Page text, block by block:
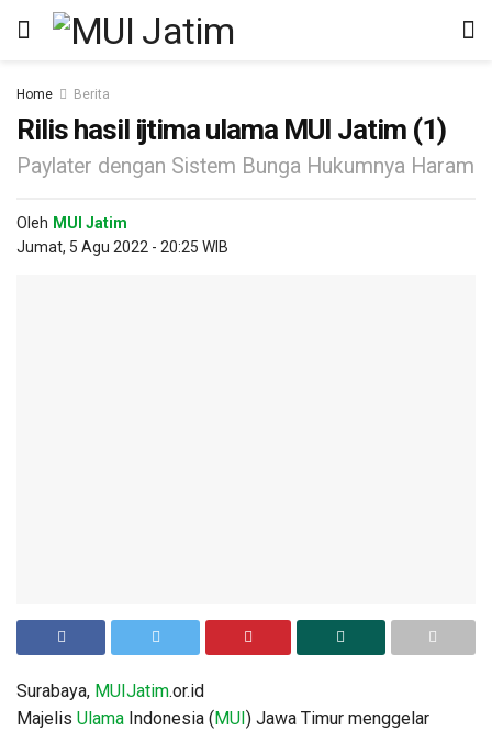
Home Berita
Rilis hasil ijtima ulama MUI Jatim (1)
Paylater dengan Sistem Bunga Hukumnya Haram
Oleh MUI Jatim
Jumat, 5 Agu 2022 - 20:25 WIB
Surabaya, MUIJatim.or.id
Majelis Ulama Indonesia (MUI) Jawa Timur menggelar